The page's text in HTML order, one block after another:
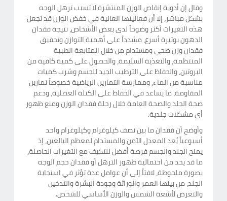
وقال إن أدوية إنقاص الوزن المنتشرة لا تسبب ترهل الوجه
بشكل مباشر، إلا أن فعاليتها العالية في خفض الوزن قد تجعل
هذه التغيرات أكثر وضوحاً لدى بعض الأشخاص، نتيجة فقدان
الدهون بوتيرة أسرع، مشدداً على أهمية التوازن وتحقيق
فقدان وزن صحي ومستدام من خلال المتابعة الطبية
المنتظمة، والتغذية السليمة، والحصول على كمية كافية من
البروتين، والحفاظ على الترطيب الجيد للجسم وشرب كميات
مناسبة من الماء، وممارسة التمارين الرياضية خصوصاً تمارين
المقاومة، ما يساعد في الحفاظ على الكتلة العضلية، ودعم
صحة الجلد والصحة العامة خلال رحلة فقدان الوزن ومنع ظهور
أي مشكلات جلدية.
وأوضح أن فقدان ما بين نصف كيلوغرام وكيلوغرام واحد
أسبوعياً يُعد المعدل الآمن والمستدام لمعظم البالغين، إذ
يمنح الجلد والجسم فرصة أفضل للتكيف مع التغيرات الحاصلة،
ما قد يحد من احتمالية ظهور الترهل أو فقدان حجم الوجه
بصورة ملحوظة، لافتاً إلى أن عوامل عدة تؤثر في استجابة
الجلد، من بينها العمر والوراثة وجودة البشرة والتدخين
والتعرض لأشعة الشمس والوزن الأساسي للشخص.